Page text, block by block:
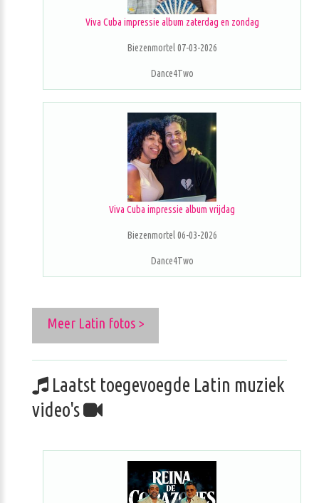
Viva Cuba impressie album zaterdag en zondag
Biezenmortel 07-03-2026
Dance4Two
Viva Cuba impressie album vrijdag
Biezenmortel 06-03-2026
Dance4Two
Meer Latin fotos >
Laatst toegevoegde Latin muziek
video's